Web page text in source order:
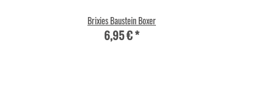
Brixies Baustein Boxer
6,95 €*